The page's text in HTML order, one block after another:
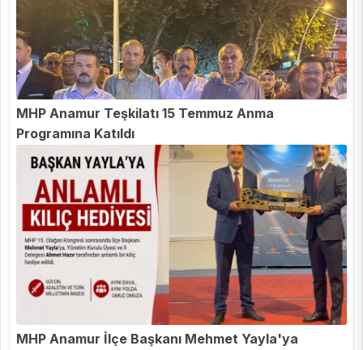
MHP Anamur Teşkilatı 15 Temmuz Anma
Programına Katıldı
MHP Anamur İlçe Başkanı Mehmet Yayla'ya